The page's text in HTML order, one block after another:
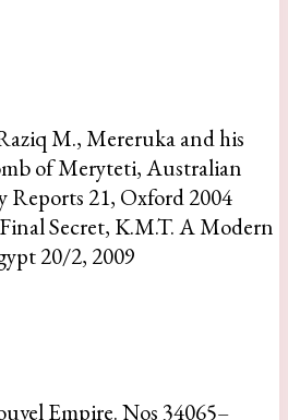
M., Mereruka and his
of Meryteti, Australian
Reports 21, Oxford 2004
Secret, K.M.T. A Modern
20/2, 2009
Empire. Nos 34065–